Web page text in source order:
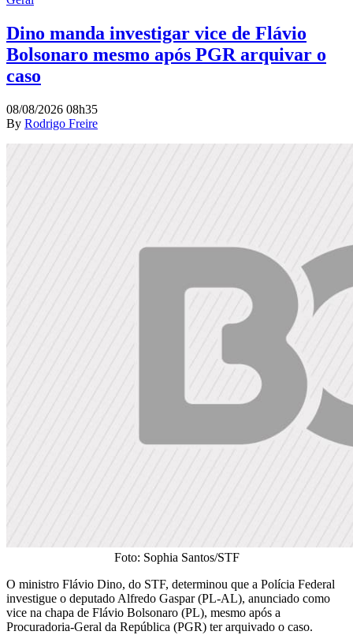
Dino manda investigar vice de Flávio
Bolsonaro mesmo após PGR arquivar o
caso
08/08/2026 08h35
By Rodrigo Freire
Foto: Sophia Santos/STF
O ministro Flávio Dino, do STF, determinou que a Polícia Federal
investigue o deputado Alfredo Gaspar (PL-AL), anunciado como
vice na chapa de Flávio Bolsonaro (PL), mesmo após a
Procuradoria-Geral da República (PGR) ter arquivado o caso.